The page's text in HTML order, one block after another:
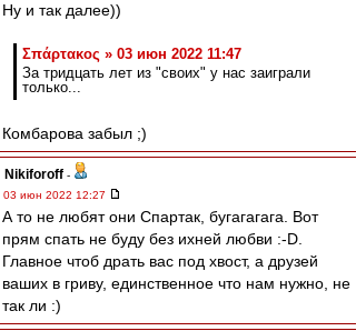
Ну и так далее))
Σπάρτακος » 03 июн 2022 11:47
За тридцать лет из "своих" у нас заиграли
только...
Комбарова забыл ;)
Nikiforoff -
03 июн 2022 12:27
А то не любят они Спартак, бугагагага. Вот
прям спать не буду без ихней любви :-D.
Главное чтоб драть вас под хвост, а друзей
ваших в гриву, единственное что нам нужно, не
так ли :)